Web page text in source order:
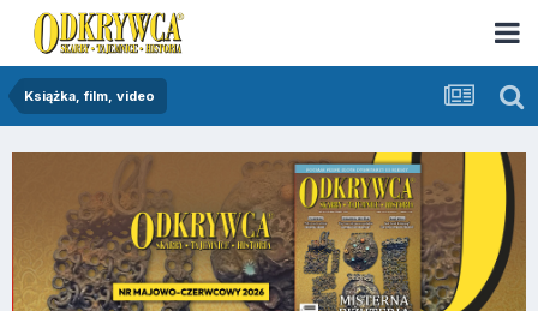
Książka, film, video